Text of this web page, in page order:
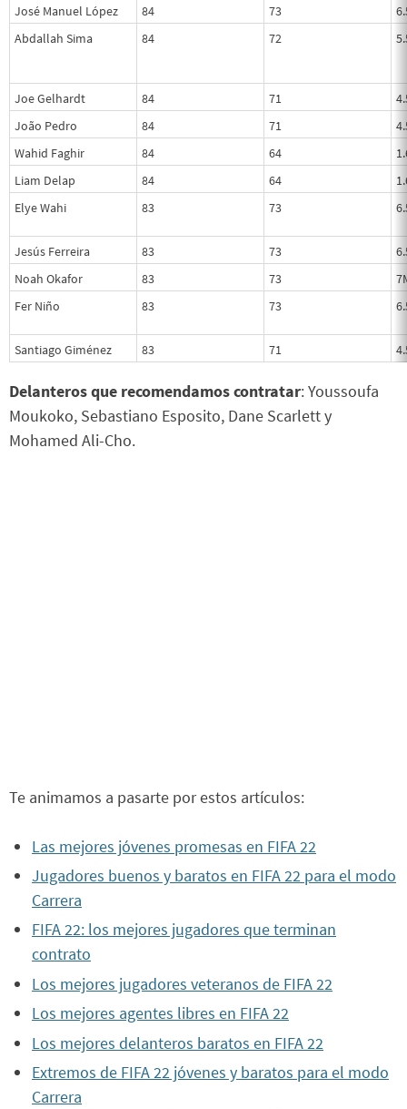
José Manuel López 84 73
Abdallah Sima
84 72
Joe Gelhardt 84 71
João Pedro
84 71
Wahid Faghir
84 64
Liam Delap
84 64
Elye Wahi
83 73
Jesús Ferreira 83 73
Noah Okafor
83 73
Fer Niño
83 73
Santiago Giménez 83 71
Delanteros que recomendamos contratar: Youssoufa
Moukoko, Sebastiano Esposito, Dane Scarlett y
Mohamed Ali-Cho.
Te animamos a pasarte por estos artículos:
Las mejores jóvenes promesas en FIFA 22
Jugadores buenos y baratos en FIFA 22 para el modo
Carrera
FIFA 22: los mejores jugadores que terminan
contrato
Los mejores jugadores veteranos de FIFA 22
Los mejores agentes libres en FIFA 22
Los mejores delanteros baratos en FIFA 22
Extremos de FIFA 22 jóvenes y baratos para el modo
Carrera